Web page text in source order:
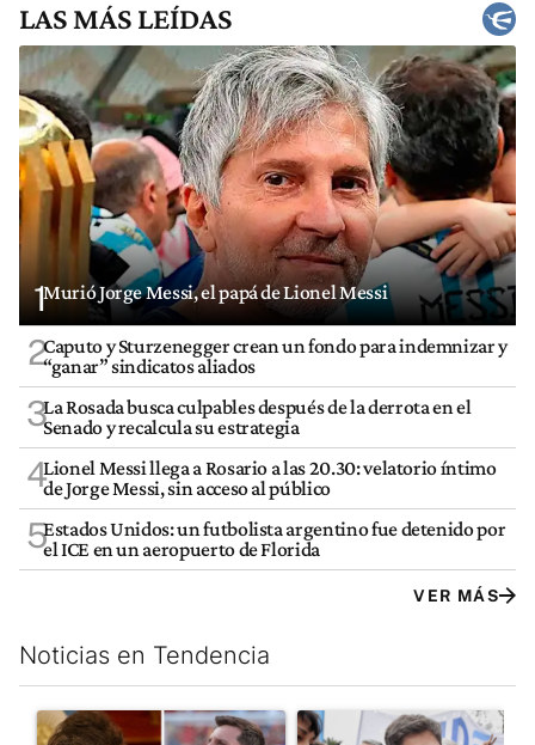
LAS MÁS LEÍDAS
1Murió Jorge Messi, el papá de Lionel Messi
2Caputo y Sturzenegger crean un fondo para indemnizar y
“ganar” sindicatos aliados
3La Rosada busca culpables después de la derrota en el
Senado y recalcula su estrategia
4Lionel Messi llega a Rosario a las 20.30: velatorio íntimo
de Jorge Messi, sin acceso al público
5Estados Unidos: un futbolista argentino fue detenido por
el ICE en un aeropuerto de Florida
VER MÁS
Noticias en Tendencia
Este listado muestra los artículos con más comentarios en los
Un artículo de tendencia con el título "Milei despidió a Jorge
Un artículo de tendencia con